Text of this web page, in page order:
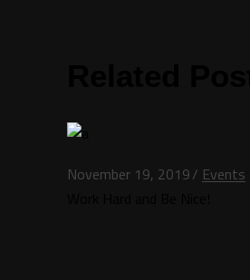
November 19, 2019
Events